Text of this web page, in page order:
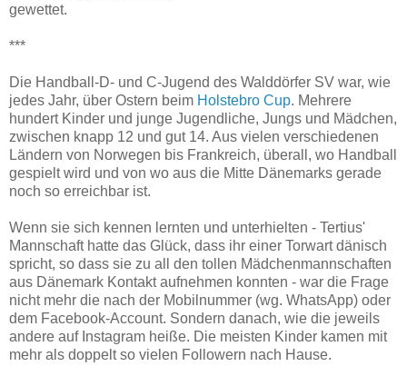
gewettet.
***
Die Handball-D- und C-Jugend des Walddörfer SV war, wie
jedes Jahr, über Ostern beim Holstebro Cup. Mehrere
hundert Kinder und junge Jugendliche, Jungs und Mädchen,
zwischen knapp 12 und gut 14. Aus vielen verschiedenen
Ländern von Norwegen bis Frankreich, überall, wo Handball
gespielt wird und von wo aus die Mitte Dänemarks gerade
noch so erreichbar ist.
Wenn sie sich kennen lernten und unterhielten - Tertius'
Mannschaft hatte das Glück, dass ihr einer Torwart dänisch
spricht, so dass sie zu all den tollen Mädchenmannschaften
aus Dänemark Kontakt aufnehmen konnten - war die Frage
nicht mehr die nach der Mobilnummer (wg. WhatsApp) oder
dem Facebook-Account. Sondern danach, wie die jeweils
andere auf Instagram heiße. Die meisten Kinder kamen mit
mehr als doppelt so vielen Followern nach Hause.